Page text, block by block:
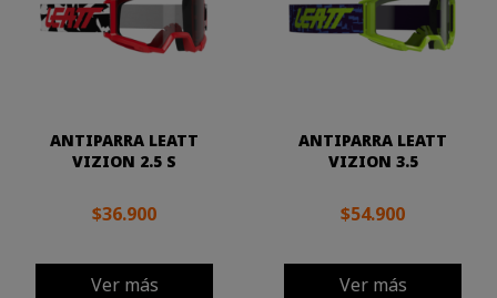
ANTIPARRA LEATT
VIZION 2.5 S
$36.900
Ver más
ANTIPARRA LEATT
VIZION 3.5
$54.900
Ver más